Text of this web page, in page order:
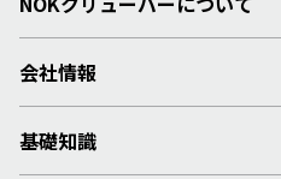
会社情報
基礎知識